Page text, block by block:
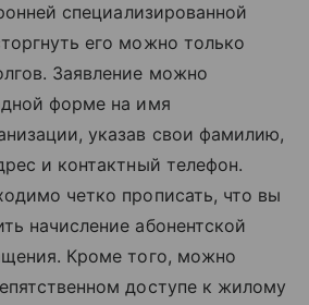
специализированной
его можно только
Заявление можно
форме на имя
указав свои фамилию,
и контактный телефон.
четко прописать, что вы
начисление абонентской
Кроме того, можно
доступе к жилому